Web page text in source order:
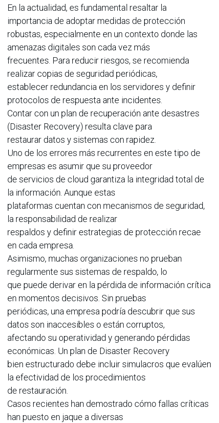
En la actualidad, es fundamental resaltar la
importancia de adoptar medidas de protección
robustas, especialmente en un contexto donde las
amenazas digitales son cada vez más
frecuentes. Para reducir riesgos, se recomienda
realizar copias de seguridad periódicas,
establecer redundancia en los servidores y definir
protocolos de respuesta ante incidentes.
Contar con un plan de recuperación ante desastres
(Disaster Recovery) resulta clave para
restaurar datos y sistemas con rapidez.
Uno de los errores más recurrentes en este tipo de
empresas es asumir que su proveedor
de servicios de cloud garantiza la integridad total de
la información. Aunque estas
plataformas cuentan con mecanismos de seguridad,
la responsabilidad de realizar
respaldos y definir estrategias de protección recae
en cada empresa.
Asimismo, muchas organizaciones no prueban
regularmente sus sistemas de respaldo, lo
que puede derivar en la pérdida de información crítica
en momentos decisivos. Sin pruebas
periódicas, una empresa podría descubrir que sus
datos son inaccesibles o están corruptos,
afectando su operatividad y generando pérdidas
económicas. Un plan de Disaster Recovery
bien estructurado debe incluir simulacros que evalúen
la efectividad de los procedimientos
de restauración.
Casos recientes han demostrado cómo fallas críticas
han puesto en jaque a diversas